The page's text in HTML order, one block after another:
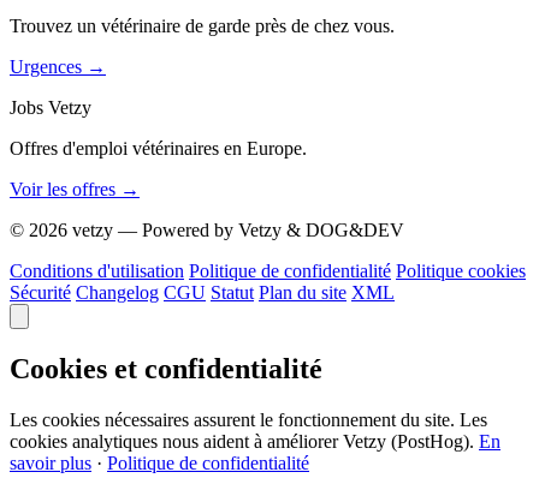
Trouvez un vétérinaire de garde près de chez vous.
Urgences →
Jobs Vetzy
Offres d'emploi vétérinaires en Europe.
Voir les offres →
© 2026 vetzy — Powered by Vetzy & DOG&DEV
Conditions d'utilisation Politique de confidentialité Politique cookies
Sécurité Changelog CGU Statut Plan du site XML
Cookies et confidentialité
Les cookies nécessaires assurent le fonctionnement du site. Les
cookies analytiques nous aident à améliorer Vetzy (PostHog). En
savoir plus · Politique de confidentialité